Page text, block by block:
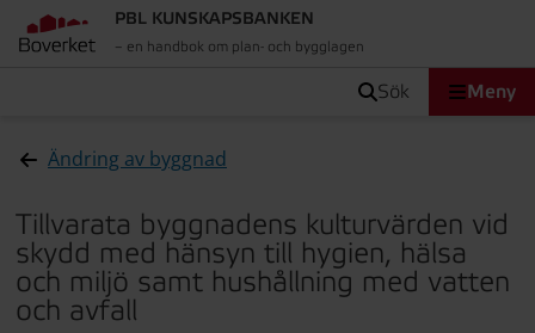
PBL KUNSKAPSBANKEN
– en handbok om plan- och bygglagen
sök Meny
Ändring av byggnad
Tillvarata byggnadens kulturvärden vid
skydd med hänsyn till hygien, hälsa
och miljö samt hushållning med vatten
och avfall